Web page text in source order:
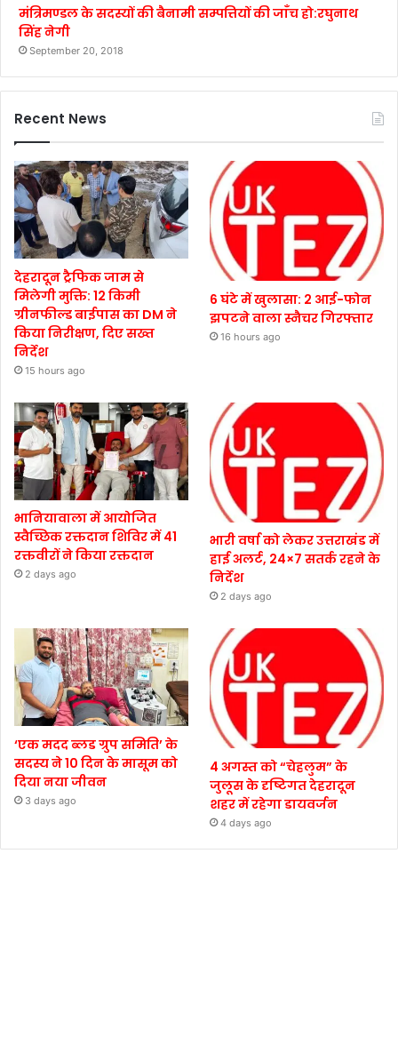
मंत्रिमण्डल के सदस्यों की बैनामी सम्पत्तियों की जाँच हो:रघुनाथ
सिंह नेगी
September 20, 2018
Recent News
देहरादून ट्रैफिक जाम से
मिलेगी मुक्ति: 12 किमी
ग्रीनफील्ड बाईपास का DM ने
किया निरीक्षण, दिए सख्त
निर्देश
15 hours ago
6 घंटे में खुलासा: 2 आई-फोन
झपटने वाला स्नैचर गिरफ्तार
16 hours ago
भानियावाला में आयोजित
स्वैच्छिक रक्तदान शिविर में 41
रक्तवीरों ने किया रक्तदान
2 days ago
भारी वर्षा को लेकर उत्तराखंड में
हाई अलर्ट, 24×7 सतर्क रहने के
निर्देश
2 days ago
‘एक मदद ब्लड ग्रुप समिति’ के
सदस्य ने 10 दिन के मासूम को
दिया नया जीवन
3 days ago
4 अगस्त को “चेहलुम” के
जुलूस के दृष्टिगत देहरादून
शहर में रहेगा डायवर्जन
4 days ago